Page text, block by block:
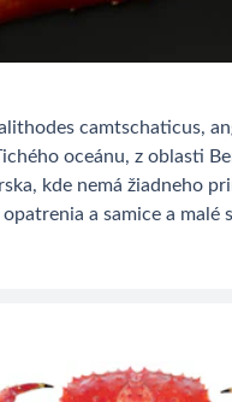
camtschaticus,
oceánu, z oblasti
kde nemá žiadneho
a samice a